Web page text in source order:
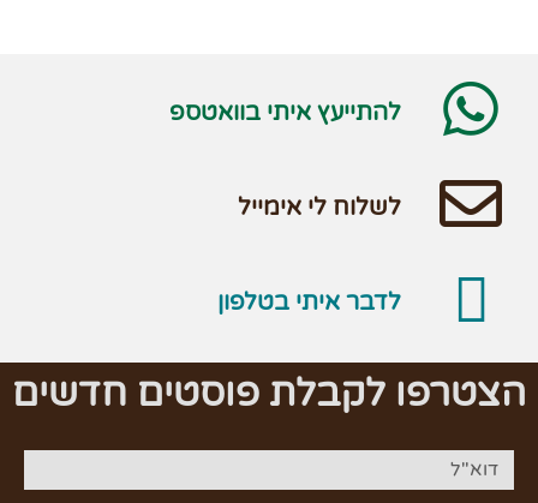
להתייעץ איתי בוואטספ
לשלוח לי אימייל
לדבר איתי בטלפון
הצטרפו לקבלת פוסטים חדשים